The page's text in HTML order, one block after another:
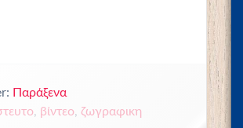
Παράξενα
, βίντεο, ζωγραφικη